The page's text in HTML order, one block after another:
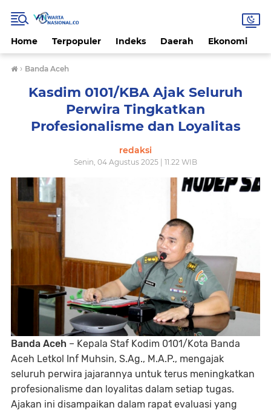
Home Terpopuler Indeks Daerah Ekonomi
› Banda Aceh
Kasdim 0101/KBA Ajak Seluruh
Perwira Tingkatkan
Profesionalisme dan Loyalitas
redaksi
Senin, 04 Agustus 2025 | 11.22 WIB
Banda Aceh – Kepala Staf Kodim 0101/Kota Banda
Aceh Letkol Inf Muhsin, S.Ag., M.A.P., mengajak
seluruh perwira jajarannya untuk terus meningkatkan
profesionalisme dan loyalitas dalam setiap tugas.
Ajakan ini disampaikan dalam rapat evaluasi yang